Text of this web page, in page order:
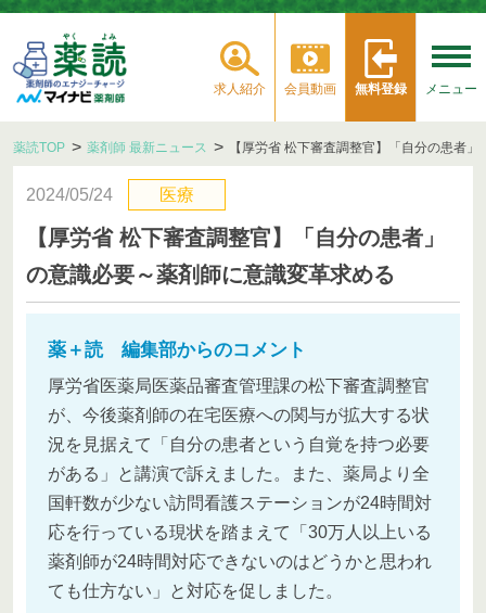
求人紹介 会員動画 無料登録 メニュー
薬読TOP 薬剤師 最新ニュース 【厚労省 松下審査調整官】「自分の患者
2024/05/24 医療
【厚労省 松下審査調整官】「自分の患者」
の意識必要～薬剤師に意識変革求める
薬＋読 編集部からのコメント
厚労省医薬局医薬品審査管理課の松下審査調整官
が、今後薬剤師の在宅医療への関与が拡大する状
況を見据えて「自分の患者という自覚を持つ必要
がある」と講演で訴えました。また、薬局より全
国軒数が少ない訪問看護ステーションが24時間対
応を行っている現状を踏まえて「30万人以上いる
薬剤師が24時間対応できないのはどうかと思われ
ても仕方ない」と対応を促しました。